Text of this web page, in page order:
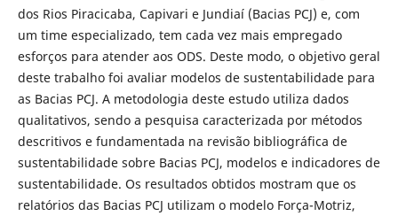
dos Rios Piracicaba, Capivari e Jundiaí (Bacias PCJ) e, com
um time especializado, tem cada vez mais empregado
esforços para atender aos ODS. Deste modo, o objetivo geral
deste trabalho foi avaliar modelos de sustentabilidade para
as Bacias PCJ. A metodologia deste estudo utiliza dados
qualitativos, sendo a pesquisa caracterizada por métodos
descritivos e fundamentada na revisão bibliográfica de
sustentabilidade sobre Bacias PCJ, modelos e indicadores de
sustentabilidade. Os resultados obtidos mostram que os
relatórios das Bacias PCJ utilizam o modelo Força-Motriz,